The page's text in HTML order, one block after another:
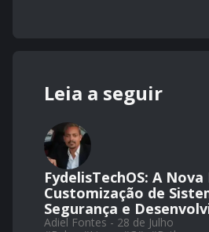
Leia a seguir
FydelisTechOS: A
Customização de
Segurança e
Adiel Fontes - 28 de Julho